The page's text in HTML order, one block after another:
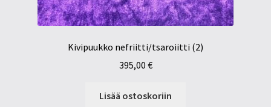
Kivipuukko nefriitti/tsaroiitti (2)
395,00 €
Lisää ostoskoriin